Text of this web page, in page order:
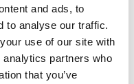
and ads, to
to analyse our traffic.
use of our site with
partners who
that you’ve